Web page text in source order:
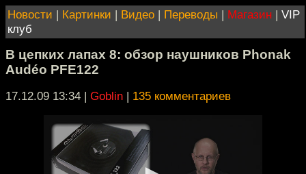
Новости | Картинки | Видео | Переводы | Магазин | VIP
клуб
В цепких лапах 8: обзор наушников Phonak
Audéo PFE122
17.12.09 13:34 | Goblin | 135 комментариев